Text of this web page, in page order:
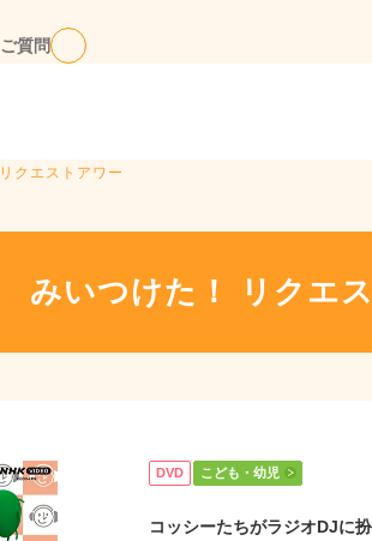
質問
クエストアワー
みいつけた！ リクエ
DVD こども・幼児
コッシーたちがラジオDJに